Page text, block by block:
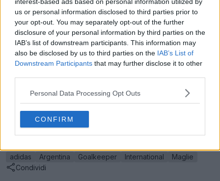
us or personal information disclosed to third parties prior to
your opt-out. You may separately opt-out of the further
disclosure of your personal information by third parties on the
IAB’s list of downstream participants. This information may
also be disclosed by us to third parties on the IAB’s List of
Downstream Participants that may further disclose it to other
Personal Data Processing Opt Outs
CONFIRM
14 Mag 2026
Dai un'occhiata a tutte le maglie dell'Argentina su
Football Kit Archive
dell'Argentina? Faccelo sapere nei commenti qui sotto.
Mostra commenti
adidas Argentina Goalkeeper International
Maglie
Condividi